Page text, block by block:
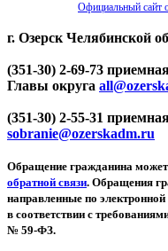
Официальный сайт
г. Озерск Челябинской
(351-30) 2-69-73
Главы округа
(351-30) 2-55-31
sobranie@ozerskadm.ru
Обращение гражданина может
обратной связи. Обращения
направленные по электронной
в соответствии с
№ 59-ФЗ.